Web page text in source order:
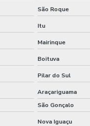
externa
e equipamentos industriais
de ar comprimido
de banheiro
São Roque
Itu
Mairinque
Boituva
Pilar do Sul
Araçariguama
São Gonçalo
Nova Iguaçu